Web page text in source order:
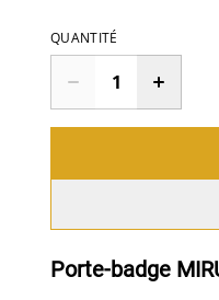
QUANTITÉ
Porte-badge